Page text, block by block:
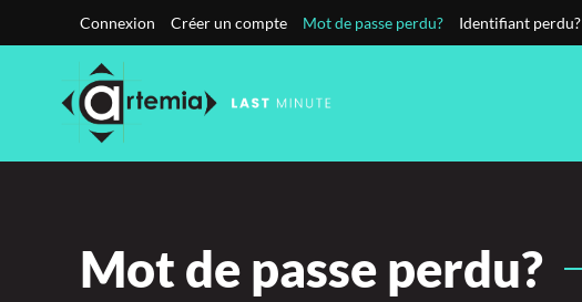
Accéder au contenu principal
Connexion Créer un compte Mot de passe perdu? Identifiant perdu?
Mot de passe perdu?